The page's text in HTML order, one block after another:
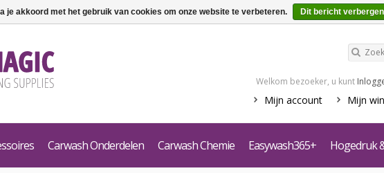
Welkom bezoeker, u kunt
Mijn account Mijn
Carwash Onderdelen Carwash Chemie Easywash365+ Hogedruk
je akkoord met het gebruik van cookies om onze website te verbeteren. Dit bericht verbergen